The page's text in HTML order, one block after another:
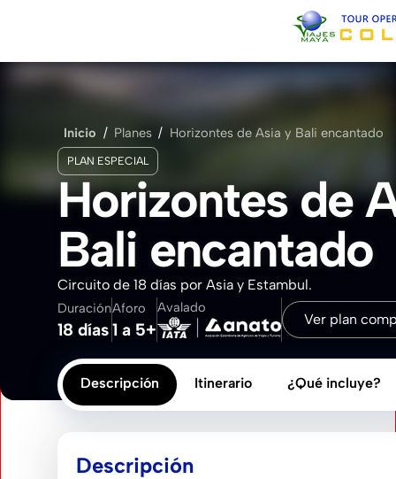
Inicio
Sobre Nosotros
Contacto
Inicio / Planes / Horizontes de Asia y Bali encantado
PLAN ESPECIAL
Horizontes de
Bali encantado
Circuito de 18 días por Asia y Estambul.
Duración
18 días
Aforo
1 a 5+
Avalado
Ver plan
Descripción Itinerario ¿Qué incluye?
Descripción